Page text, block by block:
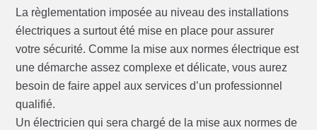
La règlementation imposée au niveau des installations
électriques a surtout été mise en place pour assurer
votre sécurité. Comme la mise aux normes électrique est
une démarche assez complexe et délicate, vous aurez
besoin de faire appel aux services d’un professionnel
qualifié.
Un électricien qui sera chargé de la mise aux normes de